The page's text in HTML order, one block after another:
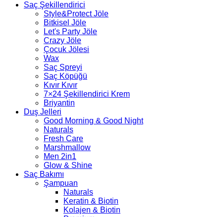
Saç Şekillendirici
Style&Protect Jöle
Bitkisel Jöle
Let's Party Jöle
Crazy Jöle
Çocuk Jölesi
Wax
Saç Spreyi
Saç Köpüğü
Kıvır Kıvır
7×24 Şekillendirici Krem
Briyantin
Duş Jelleri
Good Morning & Good Night
Naturals
Fresh Care
Marshmallow
Men 2in1
Glow & Shine
Saç Bakımı
Şampuan
Naturals
Keratin & Biotin
Kolajen & Biotin